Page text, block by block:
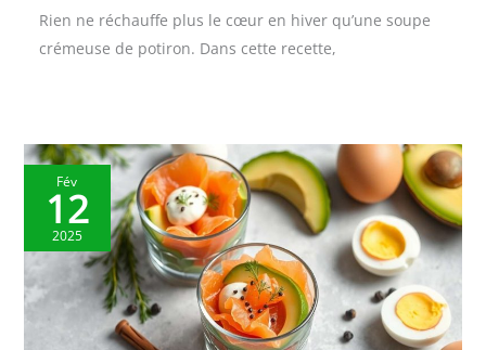
Rien ne réchauffe plus le cœur en hiver qu’une soupe
crémeuse de potiron. Dans cette recette,
Fév
12
2025